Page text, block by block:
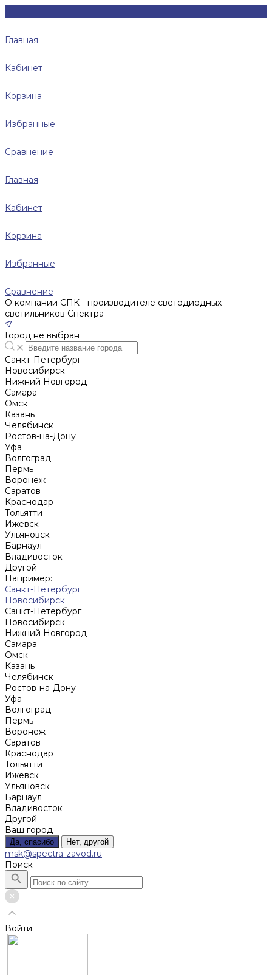
Главная
Кабинет
Корзина
Избранные
Сравнение
Главная
Кабинет
Корзина
Избранные
Сравнение
О компании СПК - производителе светодиодных
светильников Спектра
Город не выбран
Санкт-Петербург
Новосибирск
Нижний Новгород
Cамара
Омск
Казань
Челябинск
Ростов-на-Дону
Уфа
Волгоград
Пермь
Воронеж
Саратов
Краснодар
Тольятти
Ижевск
Ульяновск
Барнаул
Владивосток
Другой
Например:
Санкт-Петербург
Новосибирск
Санкт-Петербург
Новосибирск
Нижний Новгород
Cамара
Омск
Казань
Челябинск
Ростов-на-Дону
Уфа
Волгоград
Пермь
Воронеж
Саратов
Краснодар
Тольятти
Ижевск
Ульяновск
Барнаул
Владивосток
Другой
Ваш город
Да, спасибо Нет, другой
msk@spectra-zavod.ru
Поиск
Войти